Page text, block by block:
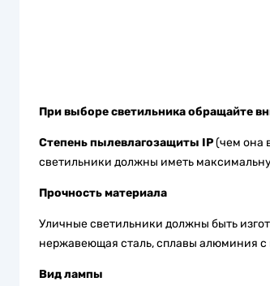
При выборе светильника обращайте
Степень пылевлагозащиты IP(чем она
светильники должны иметь
Прочность материала
Уличные светильники должны быть
нержавеющая сталь, сплавы алюминия
Вид лампы